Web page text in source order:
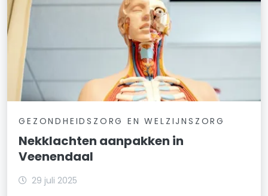
GEZONDHEIDSZORG EN WELZIJNSZORG
Nekklachten aanpakken in
Veenendaal
29 juli 2025